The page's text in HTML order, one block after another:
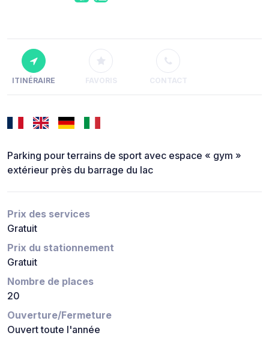
ITINÉRAIRE FAVORIS CONTACT
Parking pour terrains de sport avec espace « gym »
extérieur près du barrage du lac
Prix des services
Gratuit
Prix du stationnement
Gratuit
Nombre de places
20
Ouverture/Fermeture
Ouvert toute l'année